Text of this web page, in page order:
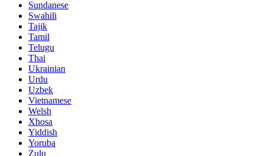
Sundanese
Swahili
Tajik
Tamil
Telugu
Thai
Ukrainian
Urdu
Uzbek
Vietnamese
Welsh
Xhosa
Yiddish
Yoruba
Zulu